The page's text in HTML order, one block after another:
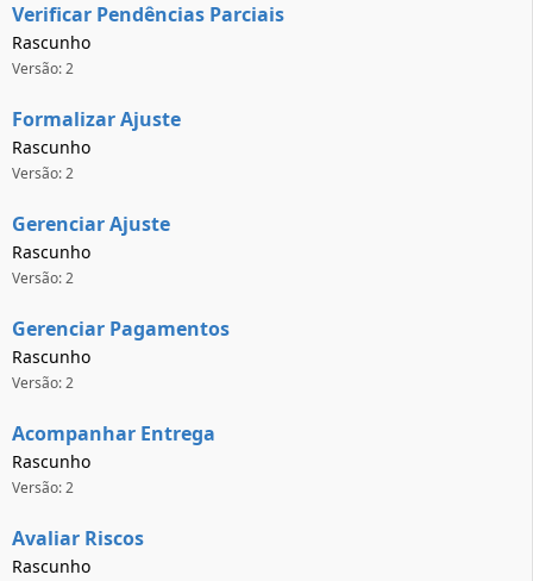
Verificar Pendências Parciais
Rascunho
Versão: 2
Formalizar Ajuste
Rascunho
Versão: 2
Gerenciar Ajuste
Rascunho
Versão: 2
Gerenciar Pagamentos
Rascunho
Versão: 2
Acompanhar Entrega
Rascunho
Versão: 2
Avaliar Riscos
Rascunho